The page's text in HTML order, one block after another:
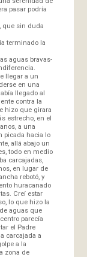
pasar podría
que sin duda
terminado la
aguas bravas-
llegar a un
en una
llegado al
contra la
hizo que girara
estrecho, en el
a una
picada hacia lo
allá abajo un
todo en medio
carcajadas,
en lugar de
rebotó, y
huracanado
Creí estar
lo que hizo la
aguas que
parecía
el Padre
carcajada a
a la
zona de